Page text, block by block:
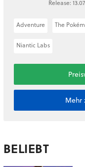
Release:
Adventure The
Niantic Labs
Mehr
BELIEBT